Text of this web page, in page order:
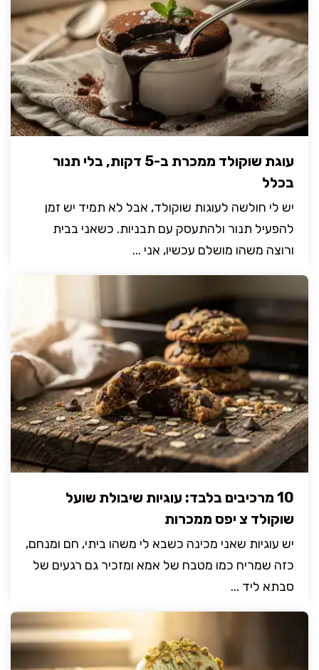
עוגת שוקולד ממכרת ב-5 דקות, בלי תנור
בכלל
יש לי חולשה לעוגות שוקולד, אבל לא תמיד יש זמן
להפעיל תנור ולהתעסק עם תבניות. כשאני בבית
ורוצה משהו מושלם עכשיו, אני ...
10 מרכיבים בלבד: עוגיות שיבולת שועל
שוקולד צ יפס ממכרות
יש עוגיות שאני מכינה כשבא לי משהו ביתי, חם ומנחם,
כזה שמריח כמו מטבח של אמא ומזכיר גם רגעים של
סבתא ליד ...